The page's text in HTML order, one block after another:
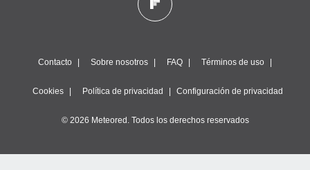
Contacto Sobre nosotros FAQ Términos de uso
Cookies Política de privacidad Configuración de privacidad
© 2026 Meteored. Todos los derechos reservados